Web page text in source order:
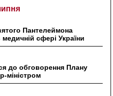
Пантелеймона
сфері України
до обговорення Плану
міністром